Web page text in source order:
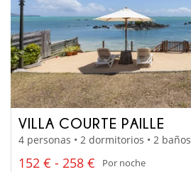
VILLA COURTE PAILLE
4 personas • 2 dormitorios • 2 baños
152 € - 258 €
Por noche